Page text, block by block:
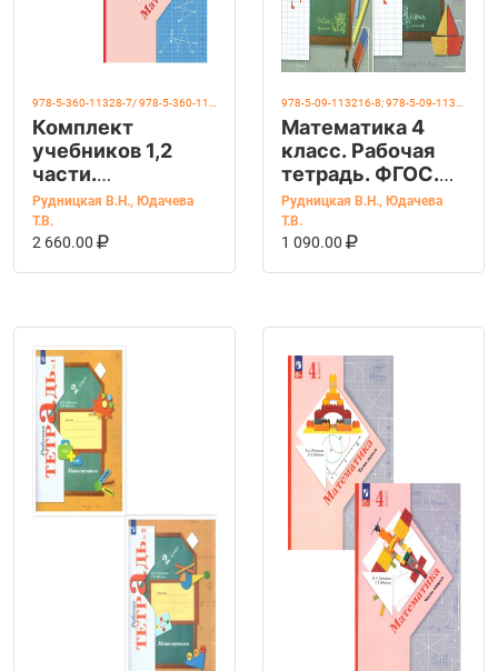
Комплект
учебников 1,2
части.
Математика
3класс
Рудницкая В.Н., Юдачева
Т.В.
2 660.00
В КОРЗИНУ
Математика 4
класс. Рабочая
тетрадь. ФГОС.
Комплект 2 части
Рудницкая В.Н., Юдачева
Т.В.
1 090.00
В КОРЗИНУ